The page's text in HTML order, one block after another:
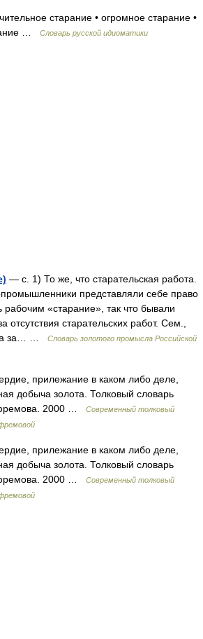
старание • огромное старание •
…
Словарь русской идиоматики
— с. 1) То же, что старательская работа.
представляли себе право
рабочим «старание», так что бывали
отсутствия старательских работ. Сем.,
за… …
Словарь золотого промысла Российской
прилежание в каком либо деле,
добыча золота. Толковый словарь
2000 …
Современный толковый
прилежание в каком либо деле,
добыча золота. Толковый словарь
2000 …
Современный толковый